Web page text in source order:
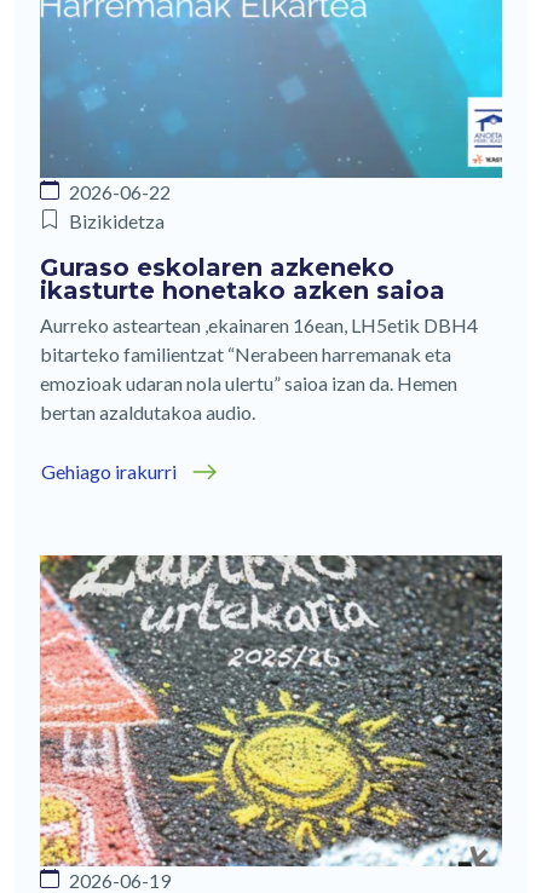
2026-06-22
Bizikidetza
Guraso eskolaren azkeneko
ikasturte honetako azken saioa
Aurreko asteartean ,ekainaren 16ean, LH5etik DBH4
bitarteko familientzat “Nerabeen harremanak eta
emozioak udaran nola ulertu” saioa izan da. Hemen
bertan azaldutakoa audio.
Gehiago irakurri
2026-06-19